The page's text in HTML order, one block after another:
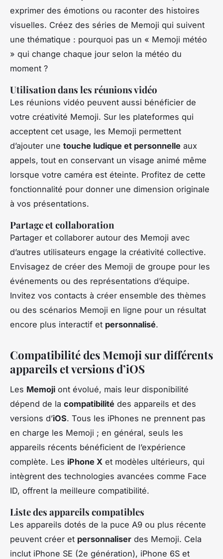
exprimer des émotions ou raconter des histoires
visuelles. Créez des séries de Memoji qui suivent
une thématique : pourquoi pas un « Memoji météo
» qui change chaque jour selon la météo du
moment ?
Utilisation dans les réunions vidéo
Les réunions vidéo peuvent aussi bénéficier de
votre créativité Memoji. Sur les plateformes qui
acceptent cet usage, les Memoji permettent
d’ajouter une touche ludique et personnelle aux
appels, tout en conservant un visage animé même
lorsque votre caméra est éteinte. Profitez de cette
fonctionnalité pour donner une dimension originale
à vos présentations.
Partage et collaboration
Partager et collaborer autour des Memoji avec
d’autres utilisateurs engage la créativité collective.
Envisagez de créer des Memoji de groupe pour les
événements ou des représentations d’équipe.
Invitez vos contacts à créer ensemble des thèmes
ou des scénarios Memoji en ligne pour un résultat
encore plus interactif et personnalisé.
Compatibilité des Memoji sur différents
appareils et versions d’iOS
Les Memoji ont évolué, mais leur disponibilité
dépend de la compatibilité des appareils et des
versions d’iOS. Tous les iPhones ne prennent pas
en charge les Memoji ; en général, seuls les
appareils récents bénéficient de l’expérience
complète. Les iPhone X et modèles ultérieurs, qui
intègrent des technologies avancées comme Face
ID, offrent la meilleure compatibilité.
Liste des appareils compatibles
Les appareils dotés de la puce A9 ou plus récente
peuvent créer et personnaliser des Memoji. Cela
inclut iPhone SE (2e génération), iPhone 6S et